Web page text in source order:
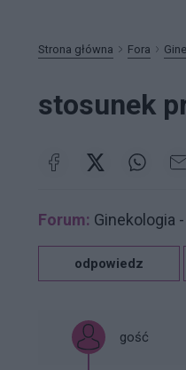
Strona główna Fora
stosunek
Forum: Ginekologia
odpowiedz
gość